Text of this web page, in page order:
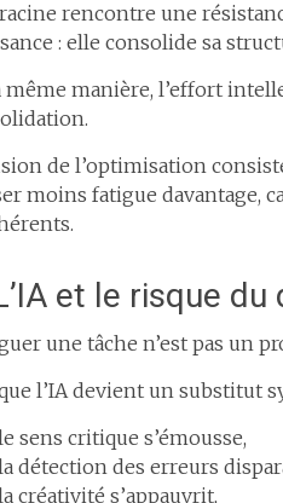
rencontre une
: elle consolide sa
même manière, l’effort
de l’optimisation
moins fatigue davantage,
et le risque
une tâche n’est pas un
l’IA devient un substitut
sens critique s’émousse,
détection des erreurs
créativité s’appauvrit,